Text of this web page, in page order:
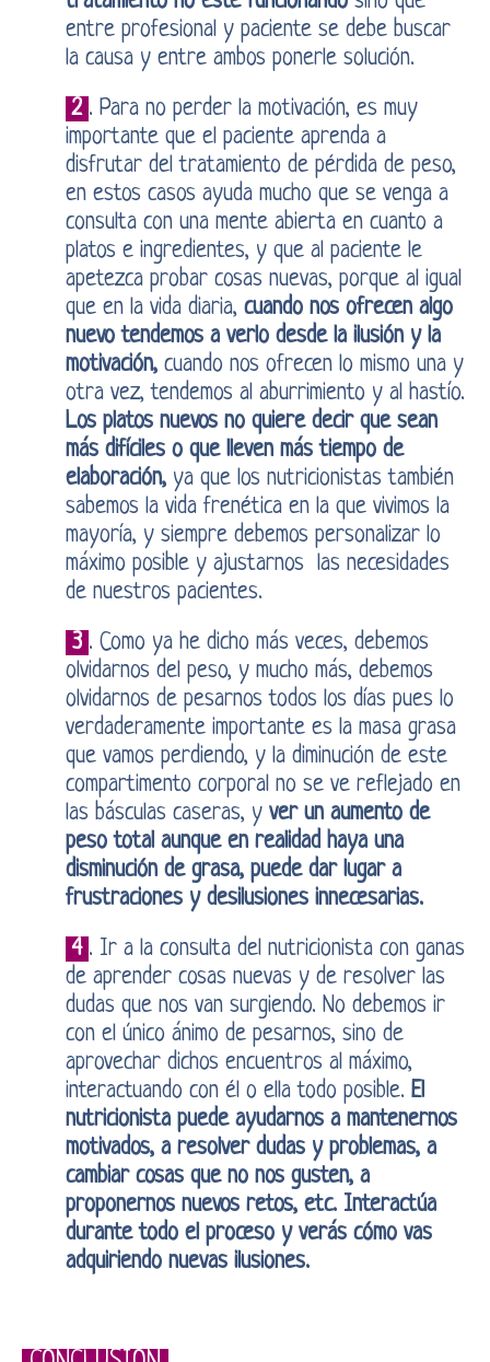
entre profesional y paciente se debe buscar
la causa y entre ambos ponerle solución.
2 . Para no perder la motivación, es muy
importante que el paciente aprenda a
disfrutar del tratamiento de pérdida de peso,
en estos casos ayuda mucho que se venga a
consulta con una mente abierta en cuanto a
platos e ingredientes, y que al paciente le
apetezca probar cosas nuevas, porque al igual
que en la vida diaria, cuando nos ofrecen algo
nuevo tendemos a verlo desde la ilusión y la
motivación, cuando nos ofrecen lo mismo una y
otra vez, tendemos al aburrimiento y al hastío.
Los platos nuevos no quiere decir que sean
más difíciles o que lleven más tiempo de
elaboración, ya que los nutricionistas también
sabemos la vida frenética en la que vivimos la
mayoría, y siempre debemos personalizar lo
máximo posible y ajustarnos las necesidades
de nuestros pacientes.
3 . Como ya he dicho más veces, debemos
olvidarnos del peso, y mucho más, debemos
olvidarnos de pesarnos todos los días pues lo
verdaderamente importante es la masa grasa
que vamos perdiendo, y la diminución de este
compartimento corporal no se ve reflejado en
las básculas caseras, y ver un aumento de
peso total aunque en realidad haya una
disminución de grasa, puede dar lugar a
frustraciones y desilusiones innecesarias.
4 . Ir a la consulta del nutricionista con ganas
de aprender cosas nuevas y de resolver las
dudas que nos van surgiendo. No debemos ir
con el único ánimo de pesarnos, sino de
aprovechar dichos encuentros al máximo,
interactuando con él o ella todo posible. El
nutricionista puede ayudarnos a mantenernos
motivados, a resolver dudas y problemas, a
cambiar cosas que no nos gusten, a
proponernos nuevos retos, etc. Interactúa
durante todo el proceso y verás cómo vas
adquiriendo nuevas ilusiones.